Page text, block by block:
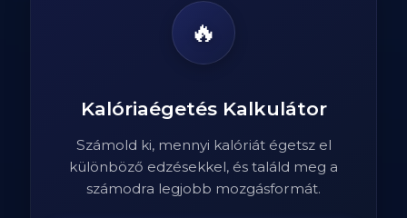
🔥
Kalóriaégetés Kalkulátor
Számold ki, mennyi kalóriát égetsz el
különböző edzésekkel, és találd meg a
számodra legjobb mozgásformát.